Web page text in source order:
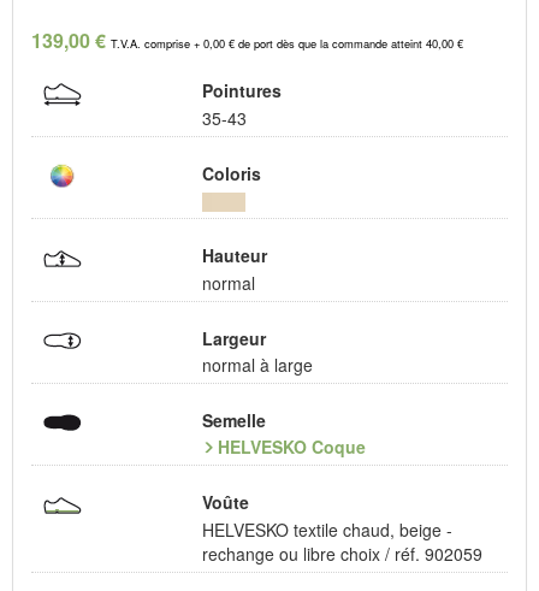
139,00 € T.V.A. comprise + 0,00 € de port dès que la commande atteint 40,00 €
Pointures
35-43
Coloris
Hauteur
normal
Largeur
normal à large
Semelle
HELVESKO Coque
Voûte
HELVESKO textile chaud, beige -
rechange ou libre choix / réf. 902059